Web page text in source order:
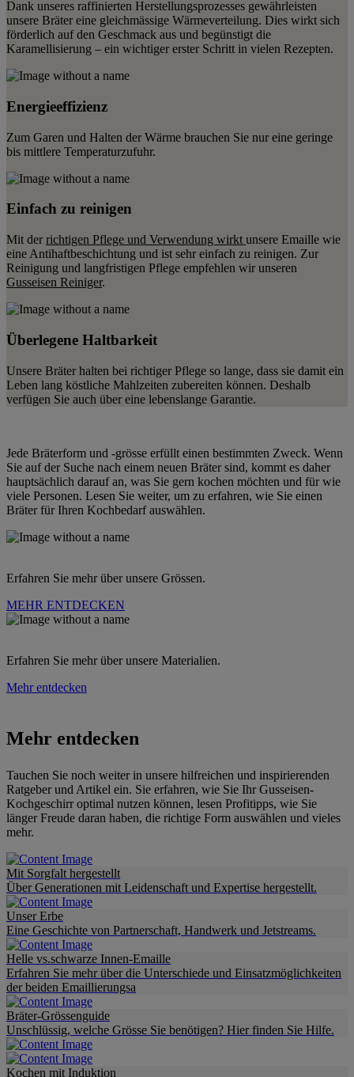
Dank unseres raffinierten Herstellungsprozesses gewährleisten
unsere Bräter eine gleichmässige Wärmeverteilung. Dies wirkt sich
förderlich auf den Geschmack aus und begünstigt die
Karamellisierung – ein wichtiger erster Schritt in vielen Rezepten.
Energieeffizienz
Zum Garen und Halten der Wärme brauchen Sie nur eine geringe
bis mittlere Temperaturzufuhr.
Einfach zu reinigen
Mit der richtigen Pflege und Verwendung wirkt unsere Emaille wie
eine Antihaftbeschichtung und ist sehr einfach zu reinigen. Zur
Reinigung und langfristigen Pflege empfehlen wir unseren
Gusseisen Reiniger.
Überlegene Haltbarkeit
Unsere Bräter halten bei richtiger Pflege so lange, dass sie damit ein
Leben lang köstliche Mahlzeiten zubereiten können. Deshalb
verfügen Sie auch über eine lebenslange Garantie.
Jede Bräterform und ‑grösse erfüllt einen bestimmten Zweck. Wenn
Sie auf der Suche nach einem neuen Bräter sind, kommt es daher
hauptsächlich darauf an, was Sie gern kochen möchten und für wie
viele Personen. Lesen Sie weiter, um zu erfahren, wie Sie einen
Bräter für Ihren Kochbedarf auswählen.
Erfahren Sie mehr über unsere Grössen.
MEHR ENTDECKEN
Erfahren Sie mehr über unsere Materialien.
Mehr entdecken
Mehr entdecken
Tauchen Sie noch weiter in unsere hilfreichen und inspirierenden
Ratgeber und Artikel ein. Sie erfahren, wie Sie Ihr Gusseisen-
Kochgeschirr optimal nutzen können, lesen Profitipps, wie Sie
länger Freude daran haben, die richtige Form auswählen und vieles
mehr.
Mit Sorgfalt hergestellt
Über Generationen mit Leidenschaft und Expertise hergestellt.
Unser Erbe
Eine Geschichte von Partnerschaft, Handwerk und Jetstreams.
Helle vs.schwarze Innen-Emaille
Erfahren Sie mehr über die Unterschiede und Einsatzmöglichkeiten
der beiden Emaillierungsa
Bräter-Grössenguide
Unschlüssig, welche Grösse Sie benötigen? Hier finden Sie Hilfe.
Kochen mit Induktion